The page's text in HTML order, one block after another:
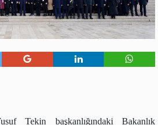
Tekin başkanlığındaki Bakanlık